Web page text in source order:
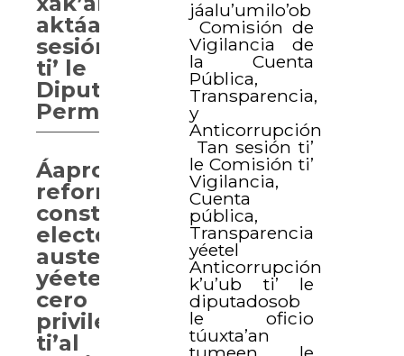
jáalu’umilo’ob
Comisión de
Vigilancia de
la Cuenta
Pública,
Transparencia,
y
Anticorrupción
Tan sesión ti’
le Comisión ti’
Vigilancia,
Cuenta
pública,
Transparencia
yéetel
Anticorrupción
k’u’ub ti’ le
diputadosob
le oficio
túuxta’an
aktáan
sesión
ti’ le
Diputación
Permanente.
Áaprobaarta’ab
reforma
constitucional
electoral,
austeridad
yéetel
cero
privilegios
ti’al